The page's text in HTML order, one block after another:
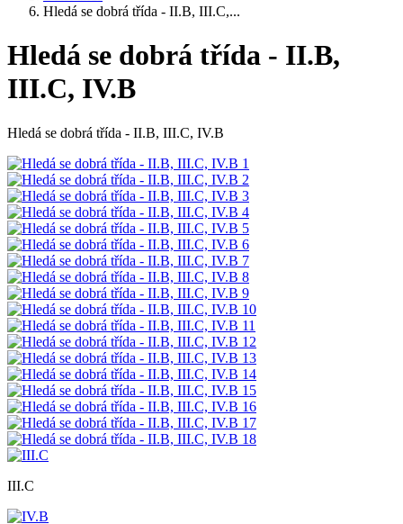
Hledá se dobrá třída - II.B, III.C,...
Hledá se dobrá třída - II.B,
III.C, IV.B
Hledá se dobrá třída - II.B, III.C, IV.B
III.C